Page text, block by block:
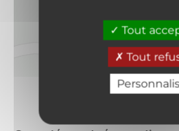
Tout
Tout
Leaflet|©